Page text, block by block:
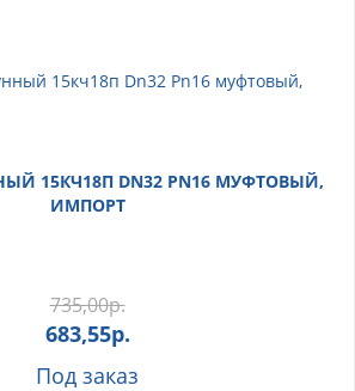
15КЧ18П DN32 PN16 МУФТОВЫЙ,
ИМПОРТ
735,00р.
683,55р.
Под заказ